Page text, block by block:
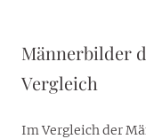
Männerbilder
Vergleich
Im Vergleich der